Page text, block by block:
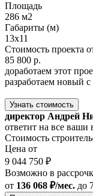
Площадь
286 м2
Габариты (м)
13х11
Стоимость проекта
85 800 р.
доработаем этот
разработаем новый с
Узнать стоимость
директор Андрей
ответит на все ваши
Стоимость
Цена от
9 044 750 ₽
Возможно в
от 136 068 ₽/мес. до